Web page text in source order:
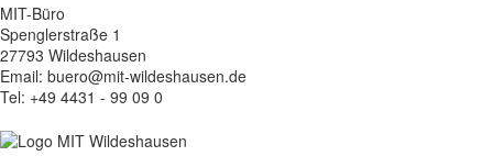
MIT-Büro
Spenglerstraße 1
27793 Wildeshausen
Email: buero@mit-wildeshausen.de
Tel: +49 4431 - 99 09 0